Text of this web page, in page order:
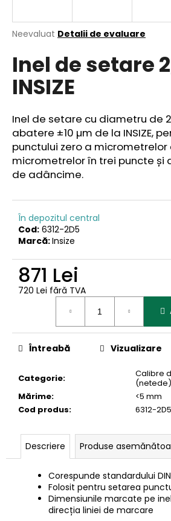
Evaluarea
a
produsului
este
0,0
5
stele.
Neevaluat Detalii de evaluare
Inel de setare
INSIZE
Inel de setare cu diametru de
abatere ±10 µm de la INSIZE,
punctului zero a micrometrelor
micrometrelor în trei puncte și
de adâncime.
În depozitul central
Cod: 6312-2D5
Marcă:Insize
871 Lei
720 Lei fără TVA
Categorie:
Calibre
(netede)
Mărime:
<5 mm
Cod produs: 6312-2D5
Întreabă Vizualizare
Descriere Produse
Corespunde standardului
Folosit pentru setarea
Dimensiunile marcate pe
direcția liniei de marcare
ă
r
e
o
m
a
n
d
m